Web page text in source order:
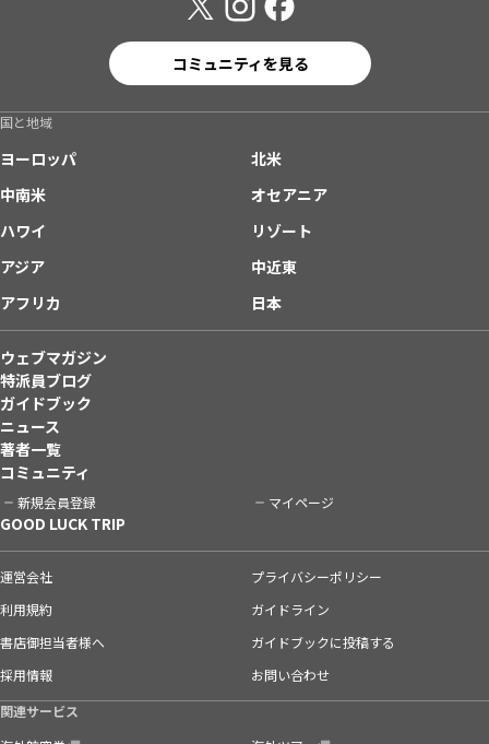
コミュニティを見る
国と地域
ヨーロッパ
北米
中南米
オセアニア
ハワイ
リゾート
アジア
中近東
アフリカ
日本
ウェブマガジン
特派員ブログ
ガイドブック
ニュース
著者一覧
コミュニティ
新規会員登録 マイページ
GOOD LUCK TRIP
運営会社
プライバシーポリシー
利用規約
ガイドライン
書店御担当者様へ
ガイドブックに投稿する
採用情報
お問い合わせ
関連サービス